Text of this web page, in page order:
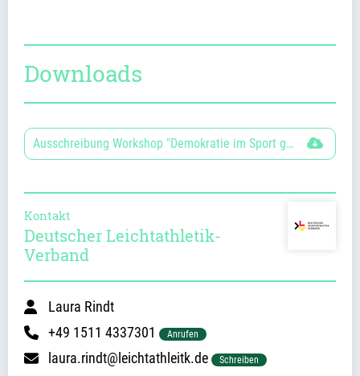
Downloads
Ausschreibung Workshop "Demokratie im Sport gestalten"
Kontakt
Deutscher Leichtathletik-
Verband
Laura Rindt
+49 1511 4337301
Anrufen
laura.rindt@leichtathleitk.de Schreiben